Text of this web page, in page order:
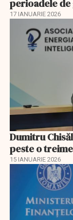
perioadele
17 IANUARIE 2026
Dumitru
peste o
15 IANUARIE 2026